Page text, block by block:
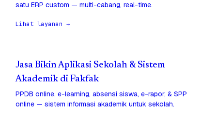
satu ERP custom — multi-cabang, real-time.
Lihat layanan →
Jasa Bikin Aplikasi Sekolah & Sistem
Akademik di Fakfak
PPDB online, e-learning, absensi siswa, e-rapor, & SPP
online — sistem informasi akademik untuk sekolah.